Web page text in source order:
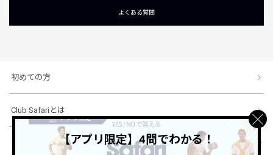
よくある質問
初めての方
Club Safariとは
ショッピングガイド【アプリ限定】4問でわかる！